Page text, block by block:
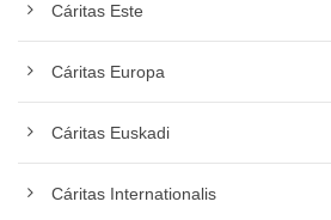
Cáritas Este
Cáritas Europa
Cáritas Euskadi
Cáritas Internationalis